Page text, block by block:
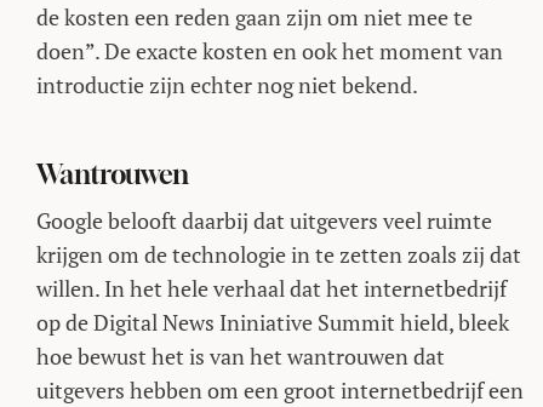
de kosten een reden gaan zijn om niet mee te
doen”. De exacte kosten en ook het moment van
introductie zijn echter nog niet bekend.
Wantrouwen
Google belooft daarbij dat uitgevers veel ruimte
krijgen om de technologie in te zetten zoals zij dat
willen. In het hele verhaal dat het internetbedrijf
op de Digital News Ininiative Summit hield, bleek
hoe bewust het is van het wantrouwen dat
uitgevers hebben om een groot internetbedrijf een